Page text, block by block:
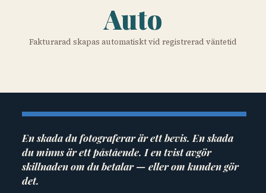
Auto
Fakturarad skapas automatiskt vid registrerad väntetid
En skada du fotograferar är ett bevis. En skada
du minns är ett påstående. I en tvist avgör
skillnaden om du betalar — eller om kunden gör
det.